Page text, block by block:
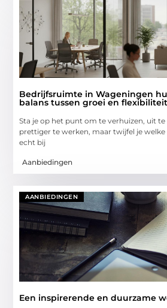
Bedrijfsruimte in Wageningen
balans tussen groei en flexibiliteit
Sta je op het punt om te verhuizen, uit
prettiger te werken, maar twijfel je
echt bij
Aanbiedingen
AANBIEDINGEN
Een inspirerende en duurzame